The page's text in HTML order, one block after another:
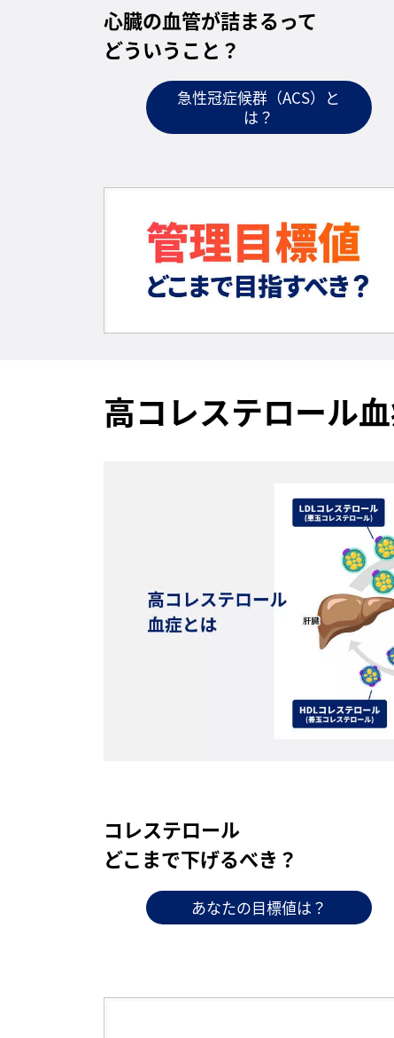
心臓の血管が詰まるって
どういうこと？
急性冠症候群（ACS）と
は？
高コレステロール
コレステロール
どこまで下げるべき？
あなたの目標値は？